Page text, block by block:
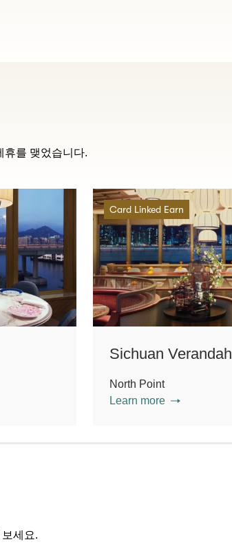
휴를 맺었습니다.
Card Linked Earn
Sichuan Verandah
North Point
Learn more
세요.